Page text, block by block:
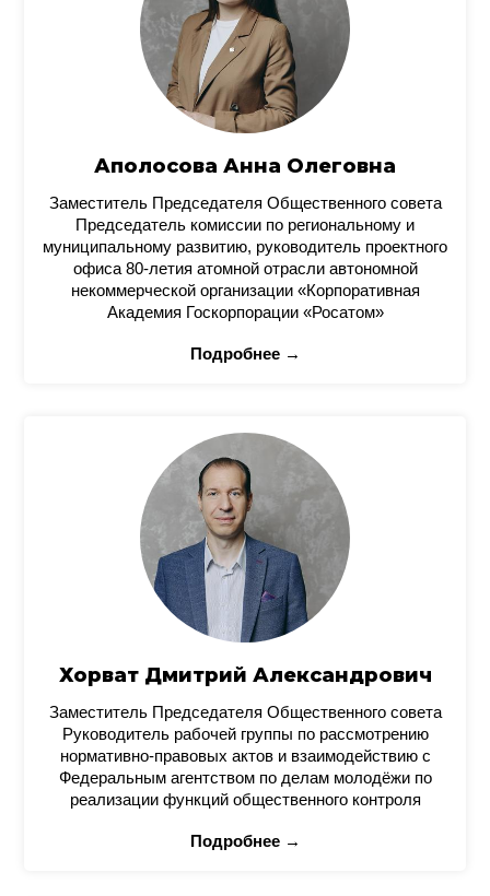
Аполосова Анна Олеговна
Заместитель Председателя Общественного совета
Председатель комиссии по региональному и
муниципальному развитию, руководитель проектного
офиса 80-летия атомной отрасли автономной
некоммерческой организации «Корпоративная
Академия Госкорпорации «Росатом»
Подробнее →
Хорват Дмитрий Александрович
Заместитель Председателя Общественного совета
Руководитель рабочей группы по рассмотрению
нормативно-правовых актов и взаимодействию с
Федеральным агентством по делам молодёжи по
реализации функций общественного контроля
Подробнее →